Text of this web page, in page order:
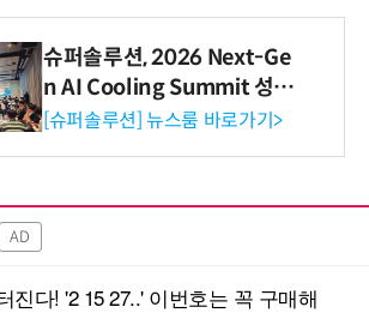
슈퍼솔루션, 2026 Next-Ge
n AI Cooling Summit 성황
리 성료
[슈퍼솔루션] 뉴스룸 바로가기>
AD